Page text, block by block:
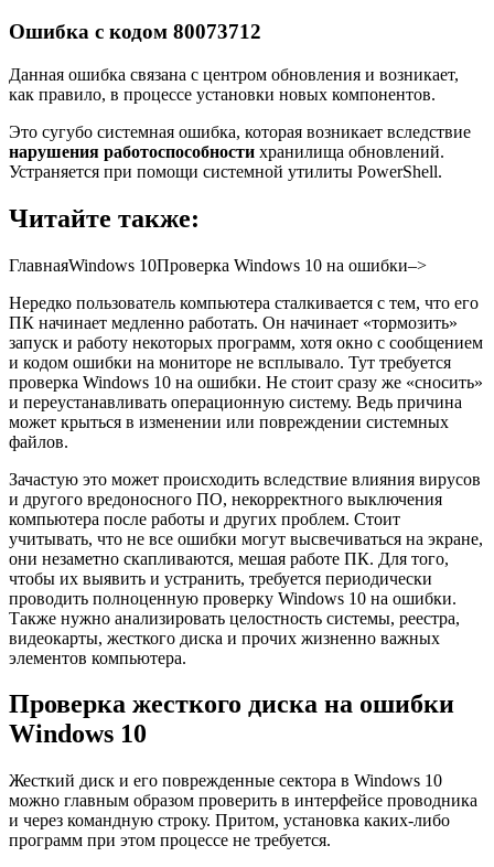
Ошибка с кодом 80073712
Данная ошибка связана с центром обновления и возникает,
как правило, в процессе установки новых компонентов.
Это сугубо системная ошибка, которая возникает вследствие
нарушения работоспособности хранилища обновлений.
Устраняется при помощи системной утилиты PowerShell.
Читайте также:
ГлавнаяWindows 10Проверка Windows 10 на ошибки–>
Нередко пользователь компьютера сталкивается с тем, что его
ПК начинает медленно работать. Он начинает «тормозить»
запуск и работу некоторых программ, хотя окно с сообщением
и кодом ошибки на мониторе не всплывало. Тут требуется
проверка Windows 10 на ошибки. Не стоит сразу же «сносить»
и переустанавливать операционную систему. Ведь причина
может крыться в изменении или повреждении системных
файлов.
Зачастую это может происходить вследствие влияния вирусов
и другого вредоносного ПО, некорректного выключения
компьютера после работы и других проблем. Стоит
учитывать, что не все ошибки могут высвечиваться на экране,
они незаметно скапливаются, мешая работе ПК. Для того,
чтобы их выявить и устранить, требуется периодически
проводить полноценную проверку Windows 10 на ошибки.
Также нужно анализировать целостность системы, реестра,
видеокарты, жесткого диска и прочих жизненно важных
элементов компьютера.
Проверка жесткого диска на ошибки
Windows 10
Жесткий диск и его поврежденные сектора в Windows 10
можно главным образом проверить в интерфейсе проводника
и через командную строку. Притом, установка каких-либо
программ при этом процессе не требуется.